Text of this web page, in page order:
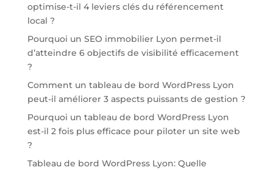
optimise-t-il 4 leviers clés du référencement
local ?
Pourquoi un SEO immobilier Lyon permet-il
d’atteindre 6 objectifs de visibilité efficacement
?
Comment un tableau de bord WordPress Lyon
peut-il améliorer 3 aspects puissants de gestion ?
Pourquoi un tableau de bord WordPress Lyon
est-il 2 fois plus efficace pour piloter un site web
?
Tableau de bord WordPress Lyon: Quelle